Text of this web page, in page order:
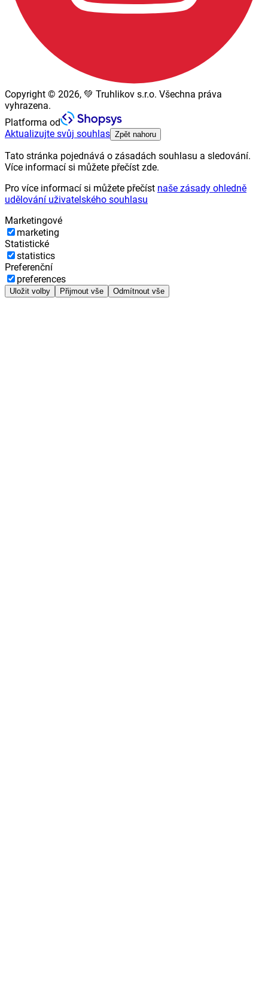
Copyright © 2026, 💚 Truhlikov s.r.o. Všechna práva
vyhrazena.
Platforma od
Aktualizujte svůj souhlas Zpět nahoru
Tato stránka pojednává o zásadách souhlasu a sledování.
Více informací si můžete přečíst zde.
Pro více informací si můžete přečíst naše zásady ohledně
udělování uživatelského souhlasu
Marketingové
marketing
Statistické
statistics
Preferenční
preferences
Uložit volby Přijmout vše Odmítnout vše